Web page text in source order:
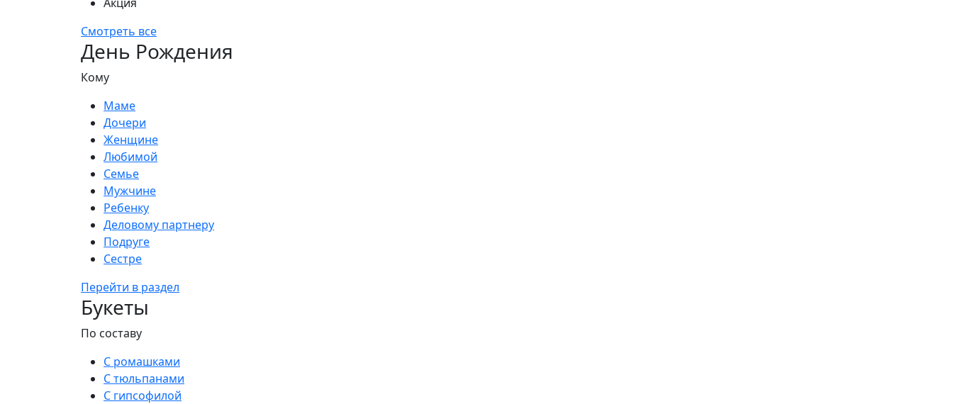
Смотреть все
День Рождения
Кому
Маме
Дочери
Женщине
Любимой
Семье
Мужчине
Ребенку
Деловому партнеру
Подруге
Сестре
Перейти в раздел
Букеты
По составу
С ромашками
С тюльпанами
С гипсофилой